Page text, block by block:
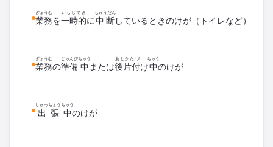
業務
ぎょうむ
を一時的
いちじてき
に中断
ちゅうだん
しているときのけが（トイレなど）
業務
ぎょうむ
の準備
じゅんび
中
ちゅう
または後片付
あとかたづ
け中
ちゅう
のけが
出張中
しゅっちょうちゅう
のけが